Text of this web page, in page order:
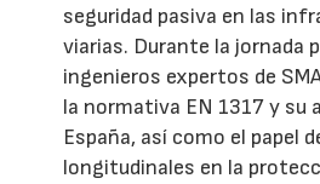
seguridad pasiva en las
viarias. Durante la jornada
ingenieros expertos de
la normativa EN 1317 y su
España, así como el papel
longitudinales en la